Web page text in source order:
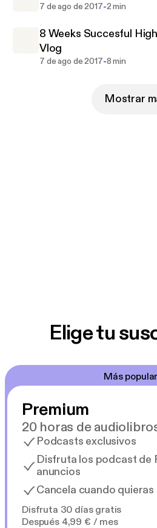
7 de ago de 2017-2 min
8 Weeks Succesful
Vlog
7 de ago de 2017-8 min
Mostrar
Elige tu
Más
Premium
20 horas de
Podcasts exclusivos
Disfruta los podcast de
anuncios
Cancela cuando quieras
Disfruta 30 días gratis
Después 4,99 € / mes